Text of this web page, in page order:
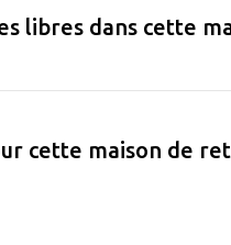
libres dans cette
cette maison de